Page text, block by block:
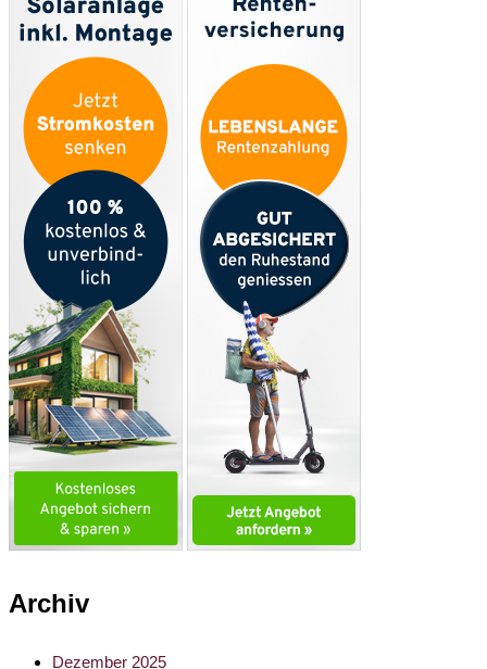
Archiv
Dezember 2025